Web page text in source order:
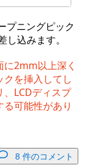
プニングピック
込みます。
2mm以上深く
を挿入してし
、LCDディスプ
可能性があり
8 件のコメント